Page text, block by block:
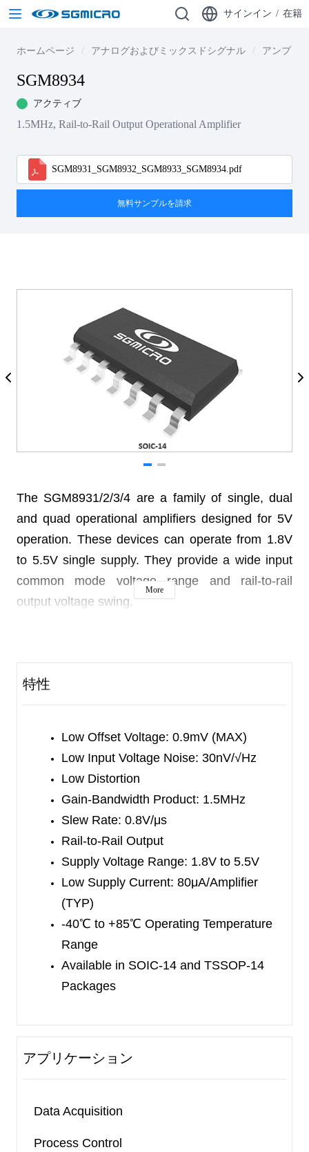
サインイン / 在籍
ホームページ アナログおよびミックスドシグナル アンプ
SGM8934
アクティブ
1.5MHz, Rail-to-Rail Output Operational Amplifier
SGM8931_SGM8932_SGM8933_SGM8934.pdf
無料サンプルを請求
The SGM8931/2/3/4 are a family of single, dual
and quad operational amplifiers designed for 5V
operation. These devices can operate from 1.8V
to 5.5V single supply. They provide a wide input
common mode voltage range and rail-to-rail
output voltage swing.
and low distortion. These devices work well in low
The SGM8931 is available in Green SOT-23-5,
SC70-5, SOIC-8 and MSOP-8 packages. The
The SGM8934 is available in Green SOIC-14 and
TSSOP-14 packages. They are specified over the
temperature range.
More
特性
Low Offset Voltage: 0.9mV (MAX)
Low Input Voltage Noise: 30nV/√Hz
Low Distortion
Gain-Bandwidth Product: 1.5MHz
Slew Rate: 0.8V/μs
Rail-to-Rail Output
Supply Voltage Range: 1.8V to 5.5V
Low Supply Current: 80μA/Amplifier
(TYP)
-40℃ to +85℃ Operating Temperature
Range
Available in SOIC-14 and TSSOP-14
Packages
アプリケーション
Data Acquisition
Process Control